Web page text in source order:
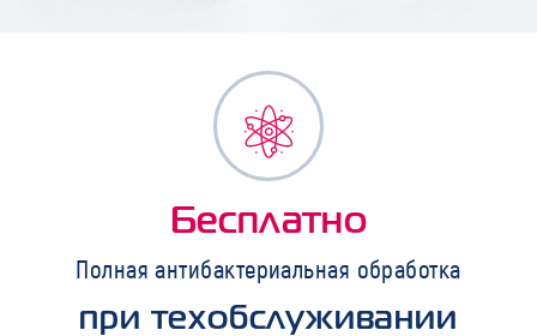
Бесплатно
Полная антибактериальная обработка
при техобслуживании